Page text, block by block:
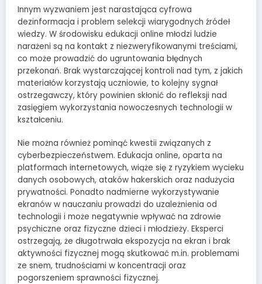
Innym wyzwaniem jest narastająca cyfrowa
dezinformacja i problem selekcji wiarygodnych źródeł
wiedzy. W środowisku edukacji online młodzi ludzie
narażeni są na kontakt z niezweryfikowanymi treściami,
co może prowadzić do ugruntowania błędnych
przekonań. Brak wystarczającej kontroli nad tym, z jakich
materiałów korzystają uczniowie, to kolejny sygnał
ostrzegawczy, który powinien skłonić do refleksji nad
zasięgiem wykorzystania nowoczesnych technologii w
kształceniu.
Nie można również pominąć kwestii związanych z
cyberbezpieczeństwem. Edukacja online, oparta na
platformach internetowych, wiąże się z ryzykiem wycieku
danych osobowych, ataków hakerskich oraz nadużycia
prywatności. Ponadto nadmierne wykorzystywanie
ekranów w nauczaniu prowadzi do uzależnienia od
technologii i może negatywnie wpływać na zdrowie
psychiczne oraz fizyczne dzieci i młodzieży. Eksperci
ostrzegają, że długotrwała ekspozycja na ekran i brak
aktywności fizycznej mogą skutkować m.in. problemami
ze snem, trudnościami w koncentracji oraz
pogorszeniem sprawności fizycznej.